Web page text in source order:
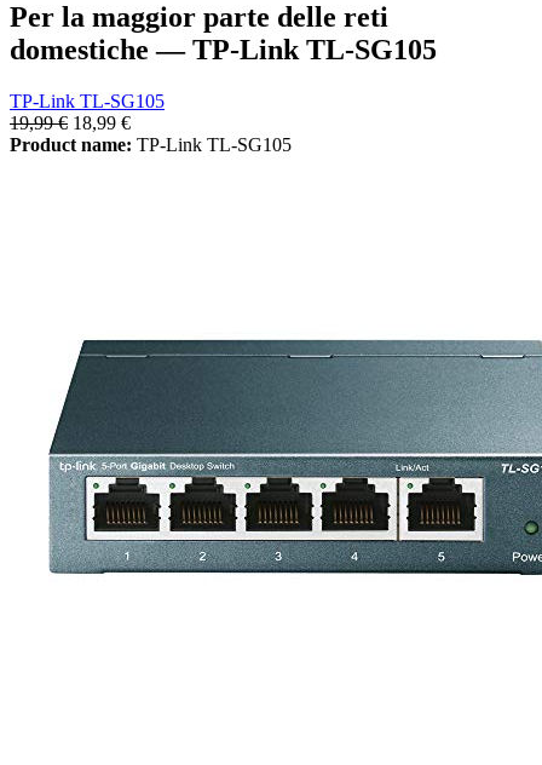
Per la maggior parte delle reti
domestiche — TP-Link TL-SG105
TP-Link TL-SG105
19,99 € 18,99 €
Product name: TP-Link TL-SG105